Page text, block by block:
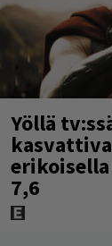
Yöllä
erikoisella
7,6